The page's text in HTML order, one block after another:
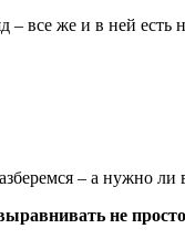
– все же и в ней есть
– а нужно
не